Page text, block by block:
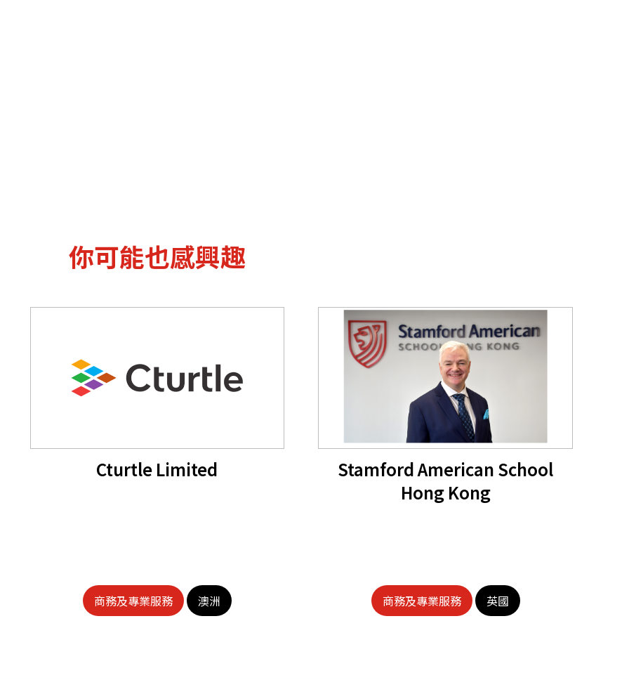
你可能也感興趣
Cturtle Limited
商務及專業服務 澳洲
Stamford American School
Hong Kong
商務及專業服務 英國